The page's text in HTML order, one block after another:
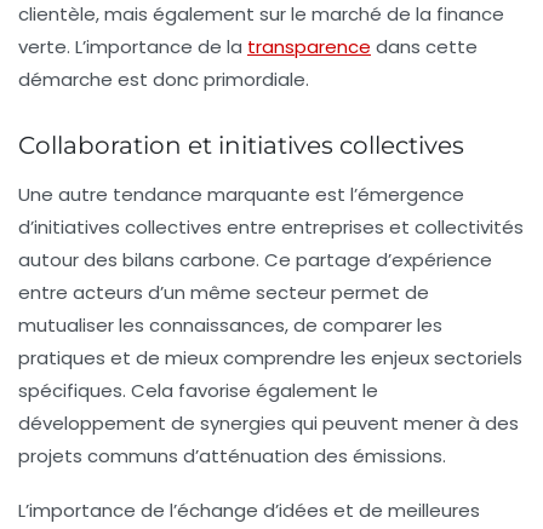
clientèle, mais également sur le marché de la finance
verte. L’importance de la transparence dans cette
démarche est donc primordiale.
Collaboration et initiatives collectives
Une autre tendance marquante est l’émergence
d’initiatives collectives entre entreprises et collectivités
autour des bilans carbone. Ce partage d’expérience
entre acteurs d’un même secteur permet de
mutualiser les connaissances, de comparer les
pratiques et de mieux comprendre les enjeux sectoriels
spécifiques. Cela favorise également le
développement de synergies qui peuvent mener à des
projets communs d’atténuation des émissions.
L’importance de l’échange d’idées et de meilleures